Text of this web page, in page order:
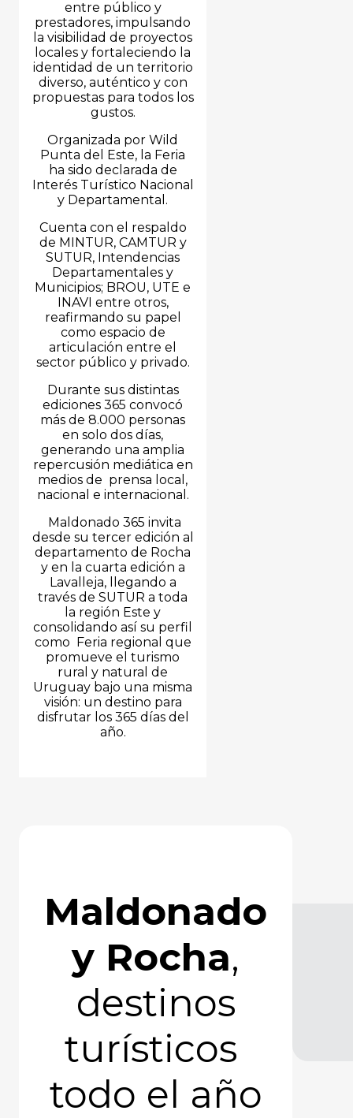
entre público y
prestadores, impulsando
la visibilidad de proyectos
locales y fortaleciendo la
identidad de un territorio
diverso, auténtico y con
propuestas para todos los
gustos.
Organizada por Wild
Punta del Este, la Feria
ha sido declarada de
Interés Turístico Nacional
y Departamental.
Cuenta con el respaldo
de MINTUR, CAMTUR y
SUTUR, Intendencias
Departamentales y
Municipios; BROU, UTE e
INAVI entre otros,
reafirmando su papel
como espacio de
articulación entre el
sector público y privado.
Durante sus distintas
ediciones 365 convocó
más de 8.000 personas
en solo dos días,
generando una amplia
repercusión mediática en
medios de prensa local,
nacional e internacional.
Maldonado 365 invita
desde su tercer edición al
departamento de Rocha
y en la cuarta edición a
Lavalleja, llegando a
través de SUTUR a toda
la región Este y
consolidando así su perfil
como Feria regional que
promueve el turismo
rural y natural de
Uruguay bajo una misma
visión: un destino para
disfrutar los 365 días del
año.
Maldonado
y Rocha,
destinos
turísticos
todo el año